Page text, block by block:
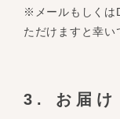
※メールもしくは
ただけますと幸い
3. お届け